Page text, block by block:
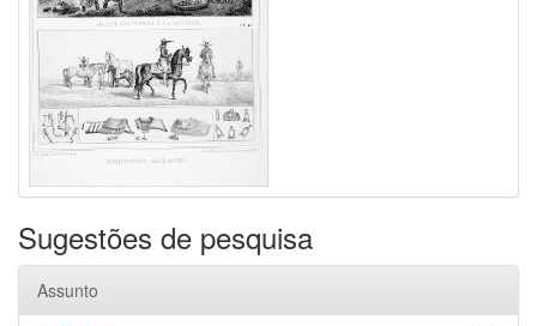
Sugestões de pesquisa
Assunto